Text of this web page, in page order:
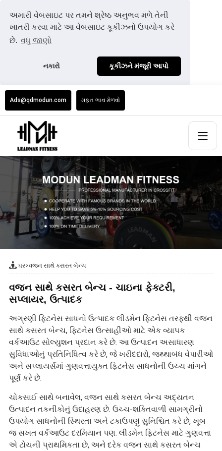
અમારી વેબસાઇટ પર તમને શ્રેષ્ઠ અનુભવ મળે તેની
ખાતરી કરવા માટે આ વેબસાઇટ કૂકીઝનો ઉપયોગ કરે
છે. વધુ જાણો
નકારો કૂકીઝને મંજૂરી આપો
Ads@qdmodun.com મફત ભાવ મેળવો
ઘર>વજન સાથે કસરત બેન્ચ
વજન સાથે કસરત બેન્ચ - ચાઇના ફેક્ટરી,
સપ્લાયર, ઉત્પાદક
અગ્રણી ફિટનેસ સાધનો ઉત્પાદક લીડમેન ફિટનેસ તરફથી વજન
સાથે કસરત બેન્ચ, ફિટનેસ ઉત્સાહીઓ માટે એક વ્યાપક
વર્કઆઉટ સોલ્યુશન પ્રદાન કરે છે. આ ઉત્પાદન અસાધારણ
સુવિધાઓનું પ્રતિનિધિત્વ કરે છે, જે ખરીદદારો, જથ્થાબંધ વેપારીઓ
અને સપ્લાયર્સમાં ગુણવત્તાયુક્ત ફિટનેસ સાધનોની ઉચ્ચ માંગને
પૂર્ણ કરે છે.
ચોકસાઈ સાથે બનાવેલ, વજન સાથે કસરત બેન્ચ અદ્યતન
ઉત્પાદન તકનીકોનું ઉદાહરણ છે. ઉચ્ચ-શક્તિવાળી સામગ્રીનો
ઉપયોગ સાધનોની સ્થિરતા અને ટકાઉપણું સુનિશ્ચિત કરે છે, ખૂબ
જ સખત વર્કઆઉટ દરમિયાન પણ. લીડમેન ફિટનેસ માટે ગુણવત્તા
એ ટોચની પ્રાથમિકતા છે, અને દરેક વજન સાથે કસરત બેન્ચ